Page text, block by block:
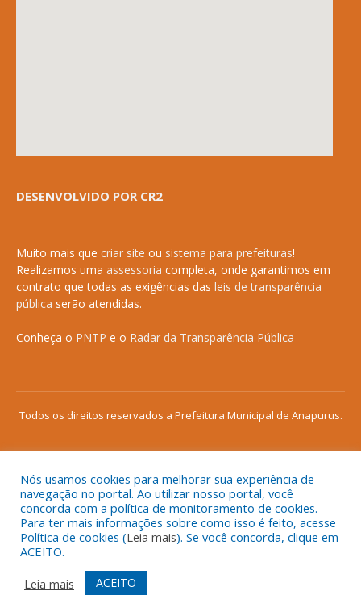
DESENVOLVIDO POR CR2
Muito mais que criar site ou sistema para prefeituras!
Realizamos uma assessoria completa, onde garantimos em
contrato que todas as exigências das leis de transparência
pública serão atendidas.
Conheça o PNTP e o Radar da Transparência Pública
Todos os direitos reservados a Prefeitura Municipal de Anapurus.
Mapa do Site
Acessar Área Administrativa
Acessar o Webmail
Nós usamos cookies para melhorar sua experiência de
navegação no portal. Ao utilizar nosso portal, você
concorda com a política de monitoramento de cookies.
Para ter mais informações sobre como isso é feito, acesse
Política de cookies (Leia mais). Se você concorda, clique em
ACEITO.
Leia mais
ACEITO